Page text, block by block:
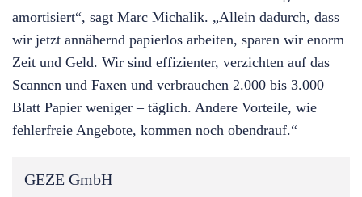
amortisiert“, sagt Marc Michalik. „Allein dadurch, dass
wir jetzt annähernd papierlos arbeiten, sparen wir enorm
Zeit und Geld. Wir sind effizienter, verzichten auf das
Scannen und Faxen und verbrauchen 2.000 bis 3.000
Blatt Papier weniger – täglich. Andere Vorteile, wie
fehlerfreie Angebote, kommen noch obendrauf.“
GEZE GmbH